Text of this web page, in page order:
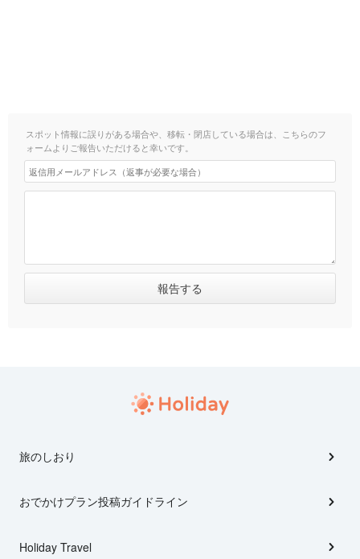
スポット情報に誤りがある場合や、移転・閉店している場合は、こちらのフ
ォームよりご報告いただけると幸いです。
旅のしおり
おでかけプラン投稿ガイドライン
Holiday Travel